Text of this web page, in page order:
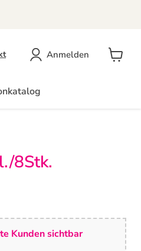
Anmelden
8Stk.
Kunden sichtbar